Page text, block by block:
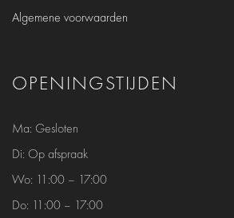
Algemene voorwaarden
OPENINGSTIJDEN
Ma: Gesloten
Di: Op afspraak
Wo: 11:00 – 17:00
Do: 11:00 – 17:00